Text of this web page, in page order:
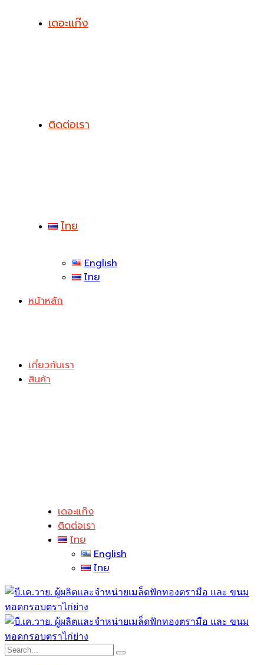
เดอะแก๊ง
ติดต่อเรา
ไทย
English
ไทย
หน้าหลัก
เกี่ยวกับเรา
สินค้า
เดอะแก๊ง
ติดต่อเรา
ไทย
English
ไทย